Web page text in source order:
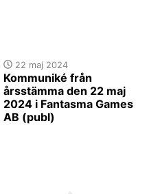
22 maj 2024
Kommuniké från
årsstämma den 22 maj
2024 i Fantasma Games
AB (publ)